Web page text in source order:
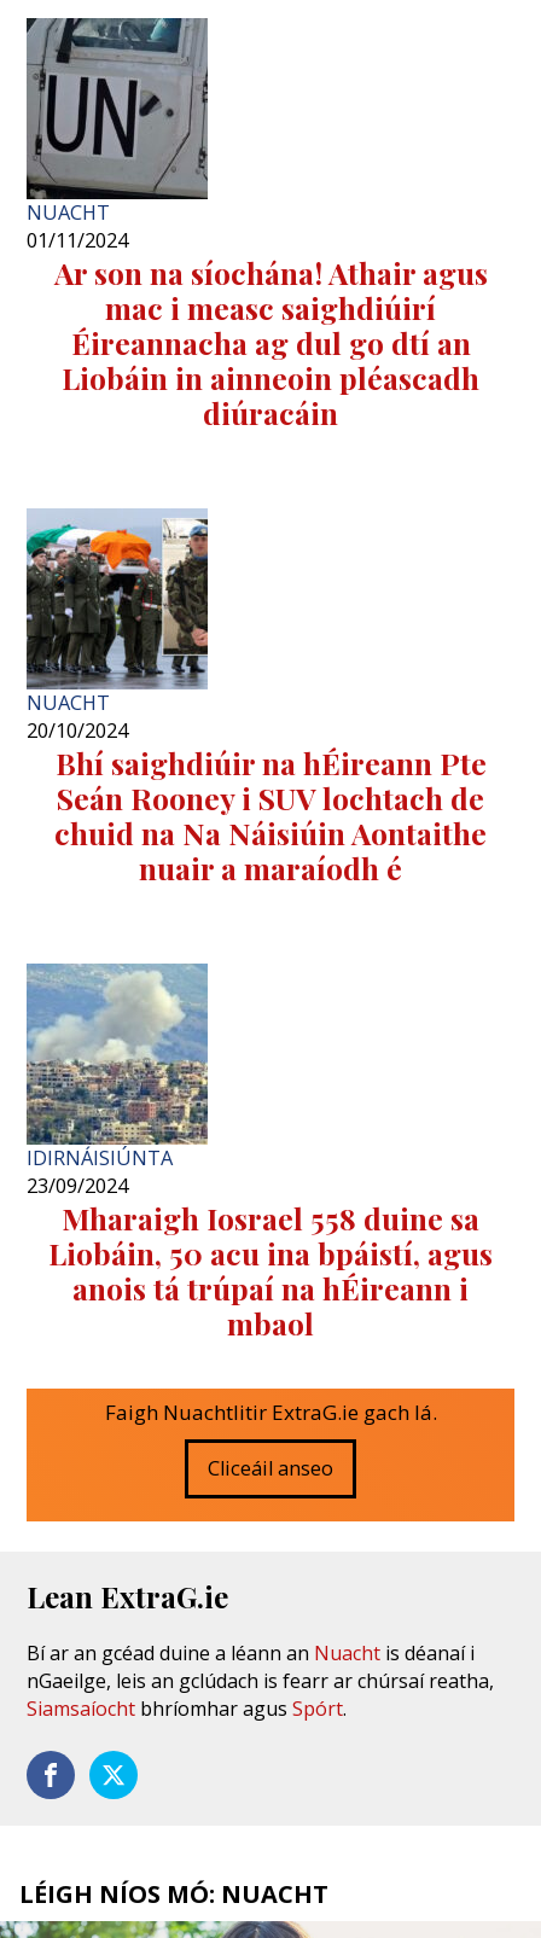
NUACHT
01/11/2024
Ar son na síochána! Athair agus
mac i measc saighdiúirí
Éireannacha ag dul go dtí an
Liobáin in ainneoin pléascadh
diúracáin
NUACHT
20/10/2024
Bhí saighdiúir na hÉireann Pte
Seán Rooney i SUV lochtach de
chuid na Na Náisiúin Aontaithe
nuair a maraíodh é
IDIRNÁISIÚNTA
23/09/2024
Mharaigh Iosrael 558 duine sa
Liobáin, 50 acu ina bpáistí, agus
anois tá trúpaí na hÉireann i
mbaol
Faigh Nuachtlitir ExtraG.ie gach lá.
Cliceáil anseo
Lean ExtraG.ie
Bí ar an gcéad duine a léann an Nuacht is déanaí i
nGaeilge, leis an gclúdach is fearr ar chúrsaí reatha,
Siamsaíocht bhríomhar agusSpórt.
LÉIGH NÍOS MÓ: NUACHT